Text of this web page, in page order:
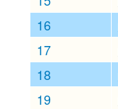
16
17
18
19